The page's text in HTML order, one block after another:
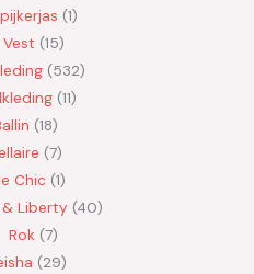
1
Vest 15
532
11
18
7
Chic 1
& Liberty 40
Rok 7
29